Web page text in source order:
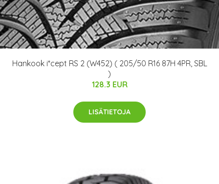
Hankook i*cept RS 2 (W452) ( 205/50 R16 87H 4PR, SBL
)
128.3 EUR
LISÄTIETOJA